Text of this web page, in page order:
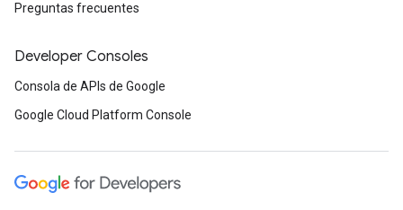
Preguntas frecuentes
Developer Consoles
Consola de APIs de Google
Google Cloud Platform Console